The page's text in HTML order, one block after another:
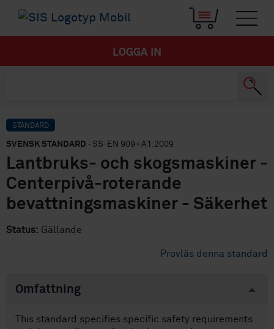
LOGGA IN
STANDARD
SVENSK STANDARD · SS-EN 909+A1:2009
Lantbruks- och skogsmaskiner -
Centerpivå-roterande
bevattningsmaskiner - Säkerhet
Status: Gällande
Provläs denna standard
Omfattning
This standard specifies specific safety requirements